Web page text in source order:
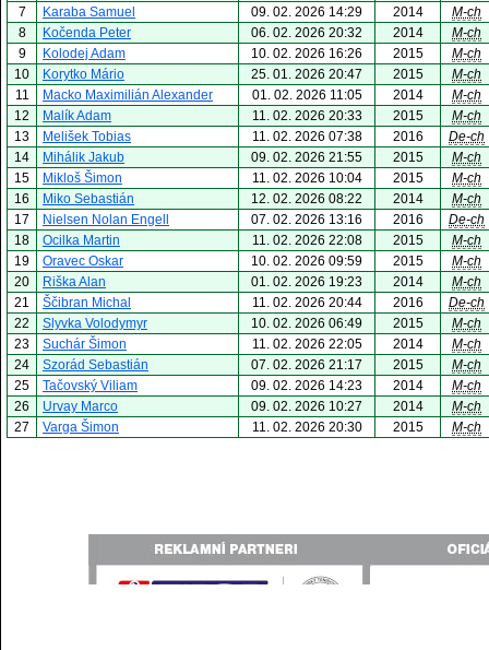
7
Karaba Samuel 09. 02. 2026 14:29 2014
M-ch
8
Kočenda Peter 06. 02. 2026 20:32 2014
M-ch
9
Kolodej Adam 10. 02. 2026 16:26 2015
M-ch
10
Korytko Mário 25. 01. 2026 20:47 2015
M-ch
11
Macko Maximilián Alexander 01. 02. 2026 11:05 2014
M-ch
12
Malík Adam 11. 02. 2026 20:33 2015
M-ch
13
Melišek Tobias 11. 02. 2026 07:38 2016
De-ch
14
Mihálik Jakub 09. 02. 2026 21:55 2015
M-ch
15
Mikloš Šimon 11. 02. 2026 10:04 2015
M-ch
16
Miko Sebastián 12. 02. 2026 08:22 2014
M-ch
17
Nielsen Nolan Engell 07. 02. 2026 13:16 2016
De-ch
18
Ocilka Martin 11. 02. 2026 22:08 2015
M-ch
19
Oravec Oskar 10. 02. 2026 09:59 2015
M-ch
20
Riška Alan 01. 02. 2026 19:23 2014
M-ch
21
Ščibran Michal 11. 02. 2026 20:44 2016
De-ch
22
Slyvka Volodymyr 10. 02. 2026 06:49 2015
M-ch
23
Suchár Šimon 11. 02. 2026 22:05 2014
M-ch
24
Szorád Sebastián 07. 02. 2026 21:17 2015
M-ch
25
Tačovský Viliam 09. 02. 2026 14:23 2014
M-ch
26
Urvay Marco 09. 02. 2026 10:27 2014
M-ch
27
Varga Šimon 11. 02. 2026 20:30 2015 M-ch